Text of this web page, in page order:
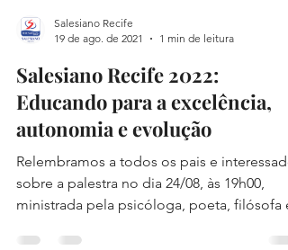
Salesiano Recife
19 de ago. de 2021
1 min de leitura
Salesiano Recife 2022:
Educando para a excelência,
autonomia e evolução
Relembramos a todos os pais e